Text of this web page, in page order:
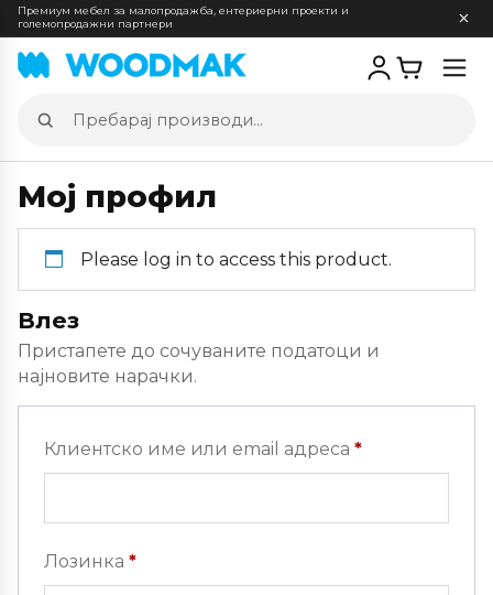
Премиум мебел за малопродажба, ентериерни проекти и
големопродажни партнери
Пребарај
производи
Мој профил
Please log in to access this product.
Влез
Пристапете до сочуваните податоци и
најновите нарачки.
Клиентско име или email адреса *
Лозинка *Задолжително